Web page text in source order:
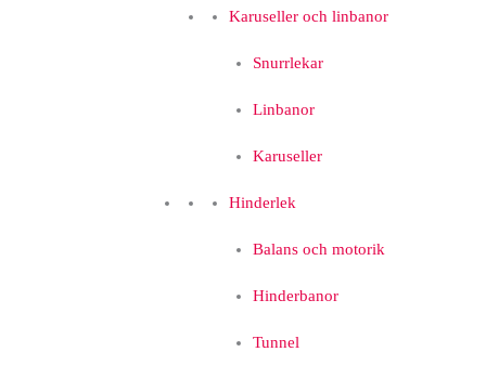
Karuseller och linbanor
Snurrlekar
Linbanor
Karuseller
Hinderlek
Balans och motorik
Hinderbanor
Tunnel